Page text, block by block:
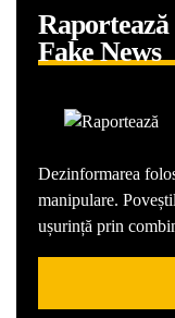
Raportează
Fake News
Dezinformarea
manipulare.
ușurință prin